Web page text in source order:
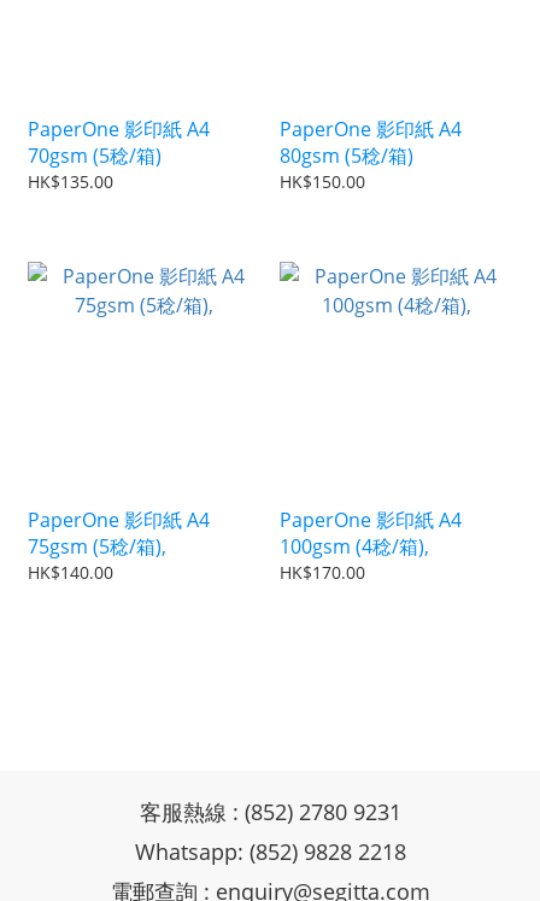
PaperOne 影印紙 A4
70gsm (5稔/箱)
HK$135.00
PaperOne 影印紙 A4
80gsm (5稔/箱)
HK$150.00
PaperOne 影印紙 A4
75gsm (5稔/箱),
HK$140.00
PaperOne 影印紙 A4
100gsm (4稔/箱),
HK$170.00
客服熱線 : (852) 2780 9231
Whatsapp: (852) 9828 2218
電郵查詢 : enquiry@segitta.com